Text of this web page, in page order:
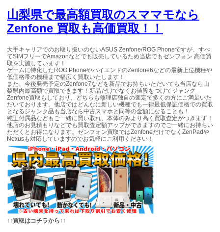
山梨県で最高額買取のスママモなら
Zenfone 買取も高価買取！！
大手キャリアでのお取り扱いのないASUS Zenfone/ROG Phoneですが、すべ
てSIMフリーでAmazonなどでも販売しているため当店でもゼンフォン 高価買
取を実施しています！
ゲームに特化したROG PhoneやハイエンドのZenfone6などの最新上位機種や
低価格帯の機種まで幅広く買取いたします！
また、今後発売予定のZenfone7などを新品でお持ちいただいても当店なら山
梨県内最高額で買取できます！新品だけでなくお値段をつけてジャンク
Zenfone買取もしており、どちらも修理店独自の査定で多くの方にご満足いた
だいております。他店ではどんなに新しい機種でも一律最低保証価格での買取
となるジャンク品も当店なら中古スマホと同等の金額になることも！
純正付属品などもご一緒に買い取れ、本体のみより高く買取査定がつきます！
他店のお見積もりなどでも買取査定額アップができますのでご一緒にお持ちい
ただくとお得になります。ゼンフォン買取ではZenfoneだけでなくZenPadや
Nexusも対応していますのでお気軽にご利用ください！
↑↑買取はコチラから↑↑